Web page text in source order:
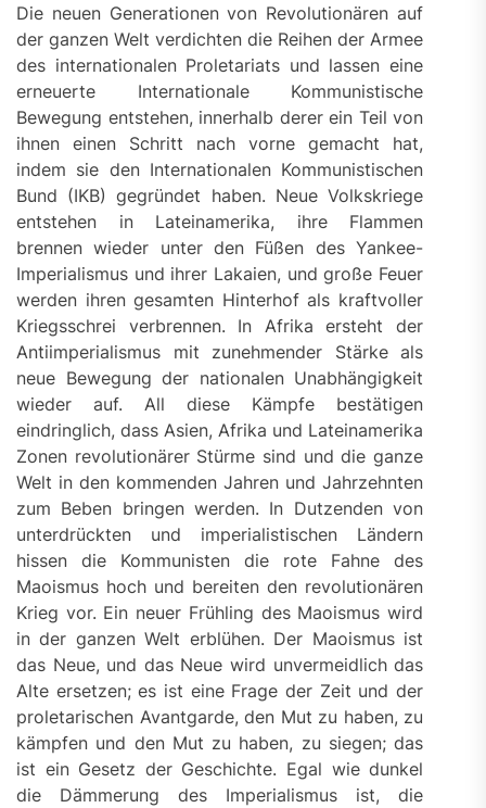
Die neuen Generationen von Revolutionären auf
der ganzen Welt verdichten die Reihen der Armee
des internationalen Proletariats und lassen eine
erneuerte Internationale Kommunistische
Bewegung entstehen, innerhalb derer ein Teil von
ihnen einen Schritt nach vorne gemacht hat,
indem sie den Internationalen Kommunistischen
Bund (IKB) gegründet haben. Neue Volkskriege
entstehen in Lateinamerika, ihre Flammen
brennen wieder unter den Füßen des Yankee-
Imperialismus und ihrer Lakaien, und große Feuer
werden ihren gesamten Hinterhof als kraftvoller
Kriegsschrei verbrennen. In Afrika ersteht der
Antiimperialismus mit zunehmender Stärke als
neue Bewegung der nationalen Unabhängigkeit
wieder auf. All diese Kämpfe bestätigen
eindringlich, dass Asien, Afrika und Lateinamerika
Zonen revolutionärer Stürme sind und die ganze
Welt in den kommenden Jahren und Jahrzehnten
zum Beben bringen werden. In Dutzenden von
unterdrückten und imperialistischen Ländern
hissen die Kommunisten die rote Fahne des
Maoismus hoch und bereiten den revolutionären
Krieg vor. Ein neuer Frühling des Maoismus wird
in der ganzen Welt erblühen. Der Maoismus ist
das Neue, und das Neue wird unvermeidlich das
Alte ersetzen; es ist eine Frage der Zeit und der
proletarischen Avantgarde, den Mut zu haben, zu
kämpfen und den Mut zu haben, zu siegen; das
ist ein Gesetz der Geschichte. Egal wie dunkel
die Dämmerung des Imperialismus ist, die